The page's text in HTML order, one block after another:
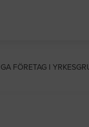
FÖRETAG I